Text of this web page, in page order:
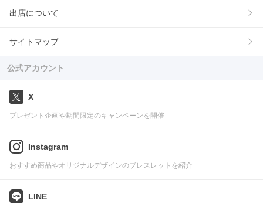
出店について
サイトマップ
公式アカウント
X
プレゼント企画や期間限定のキャンペーンを開催
Instagram
おすすめ商品やオリジナルデザインのブレスレットを紹介
LINE